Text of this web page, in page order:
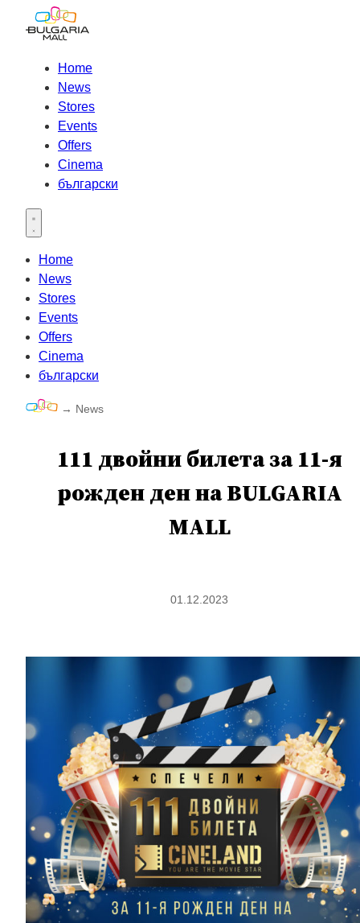
Home
News
Stores
Events
Offers
Cinema
български
Open main menu
Home
News
Stores
Events
Offers
Cinema
български
→ News
111 двойни билетa за 11-я
рожден ден на BULGARIA
MALL
01.12.2023